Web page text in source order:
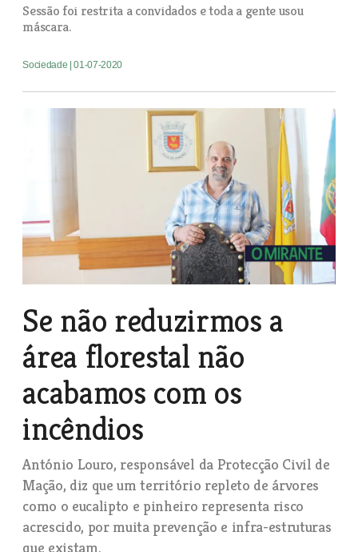
Sessão foi restrita a convidados e toda a gente usou
máscara.
Sociedade | 01-07-2020
Se não reduzirmos a
área florestal não
acabamos com os
incêndios
António Louro, responsável da Protecção Civil de
Mação, diz que um território repleto de árvores
como o eucalipto e pinheiro representa risco
acrescido, por muita prevenção e infra-estruturas
que existam.